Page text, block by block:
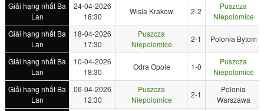
Giải hạng nhất Ba
Lan
24-04-2026
18:30
Wisla Krakow 2-2
Puszcza
Niepolomice
Giải hạng nhất Ba
Lan
18-04-2026
17:30
Puszcza
Niepolomice
2-1 Polonia Bytom
Giải hạng nhất Ba
Lan
10-04-2026
18:30
Odra Opole 1-0
Puszcza
Niepolomice
Giải hạng nhất Ba
Lan
06-04-2026
12:30
Puszcza
Niepolomice
2-1
Polonia
Warszawa